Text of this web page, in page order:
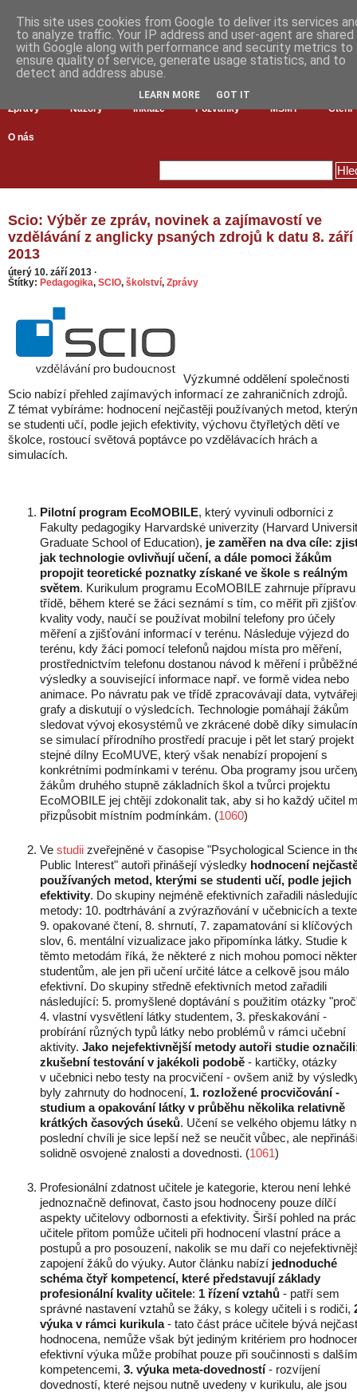
Zprávy Názory Inkluze Pozvánky MŠMT Čtení
O nás
Scio: Výběr ze zpráv, novinek a zajímavostí ve
vzdělávání z anglicky psaných zdrojů k datu 8. září
2013
úterý 10. září 2013 ·
Štítky: Pedagogika, SCIO, školství, Zprávy
Výzkumné oddělení společnosti
Scio nabízí přehled zajímavých informací ze zahraničních zdrojů.
Z témat vybíráme: hodnocení nejčastěji používaných metod,
se studenti učí, podle jejich efektivity, výchovu čtyřletých dětí ve
školce, rostoucí světová poptávce po vzdělávacích hrách a
simulacích.
Pilotní program EcoMOBILE, který vyvinuli odborníci z
Fakulty pedagogiky Harvardské univerzity (Harvard
Graduate School of Education), je zaměřen na dva cíle:
jak technologie ovlivňují učení, a dále pomoci žákům
propojit teoretické poznatky získané ve škole s reálným
světem. Kurikulum programu EcoMOBILE zahrnuje
třídě, během které se žáci seznámí s tím, co měřit při
kvality vody, naučí se používat mobilní telefony pro účely
měření a zjišťování informací v terénu. Následuje výjezd do
terénu, kdy žáci pomocí telefonů najdou místa pro měření,
prostřednictvím telefonu dostanou návod k měření i průběžné
výsledky a související informace např. ve formě videa nebo
animace. Po návratu pak ve třídě zpracovávají data,
grafy a diskutují o výsledcích. Technologie pomáhají žákům
sledovat vývoj ekosystémů ve zkrácené době díky
se simulací přírodního prostředí pracuje i pět let starý projekt
stejné dílny EcoMUVE, který však nenabízí propojení s
konkrétními podmínkami v terénu. Oba programy jsou
žákům druhého stupně základních škol a tvůrci projektu
EcoMOBILE jej chtějí zdokonalit tak, aby si ho každý učitel
přizpůsobit místním podmínkám. (1060)
Ve studii zveřejněné v časopise "Psychological Science in
Public Interest" autoři přinášejí výsledky hodnocení
používaných metod, kterými se studenti učí, podle jejich
efektivity. Do skupiny nejméně efektivních zařadili
metody: 10. podtrhávání a zvýrazňování v učebnicích a
9. opakované čtení, 8. shrnutí, 7. zapamatování si klíčových
slov, 6. mentální vizualizace jako připomínka látky. Studie k
těmto metodám říká, že některé z nich mohou pomoci
studentům, ale jen při učení určité látce a celkově jsou málo
efektivní. Do skupiny středně efektivních metod zařadili
následující: 5. promyšlené doptávání s použitím otázky
4. vlastní vysvětlení látky studentem, 3. přeskakování -
probírání různých typů látky nebo problémů v rámci učební
aktivity. Jako nejefektivnější metody autoři studie
zkušební testování v jakékoli podobě - kartičky, otázky
v učebnici nebo testy na procvičení - ovšem aniž by
byly zahrnuty do hodnocení, 1. rozložené procvičování -
studium a opakování látky v průběhu několika relativně
krátkých časových úseků. Učení se velkého objemu látky
poslední chvíli je sice lepší než se neučit vůbec, ale
solidně osvojené znalosti a dovednosti. (1061)
Profesionální zdatnost učitele je kategorie, kterou není lehké
jednoznačně definovat, často jsou hodnoceny pouze dílčí
aspekty učitelovy odbornosti a efektivity. Širší pohled na
učitele přitom pomůže učiteli při hodnocení vlastní práce a
postupů a pro posouzení, nakolik se mu daří co
zapojení žáků do výuky. Autor článku nabízí jednoduché
schéma čtyř kompetencí, které představují základy
profesionální kvality učitele: 1 řízení vztahů - patří sem
správné nastavení vztahů se žáky, s kolegy učiteli i s rodiči,
výuka v rámci kurikula- tato část práce učitele bývá
hodnocena, nemůže však být jediným kritériem pro
efektivní výuka může probíhat pouze při součinnosti s
kompetencemi, 3. výuka meta-dovedností- rozvíjení
dovedností, které nejsou nutně uvedeny v kurikulu, ale jsou
This site uses cookies from Google to deliver its services
to analyze traffic. Your IP address and user-agent are shared
with Google along with performance and security metrics to
ensure quality of service, generate usage statistics, and to
detect and address abuse.
LEARN MORE GOT IT